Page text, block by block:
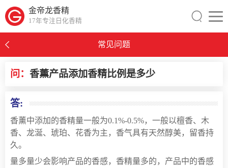
金帝龙香精
17年专注日化香精
常见问题
问： 香薰产品添加香精比例是多少
答:
香薰中添加的香精量一般为0.1%-0.5%，一般以檀香、木
香、龙涎、琥珀、花香为主，香气具有天然醇美，留香持
久。
量多量少会影响产品的香感，香精量多的，产品中的香感